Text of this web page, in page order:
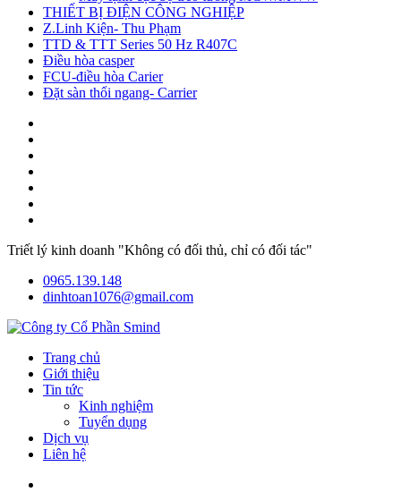
THIẾT BỊ ĐIỆN CÔNG NGHIỆP
Z.Linh Kiện- Thu Phạm
TTD & TTT Series 50 Hz R407C
Điều hòa casper
FCU-điều hòa Carier
Đặt sàn thổi ngang- Carrier
Triết lý kinh doanh "Không có đối thủ, chỉ có đối tác"
0965.139.148
dinhtoan1076@gmail.com
Trang chủ
Giới thiệu
Tin tức
Kinh nghiệm
Tuyển dụng
Dịch vụ
Liên hệ